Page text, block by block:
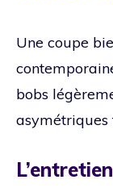
Une coupe
bobs
asymétriques